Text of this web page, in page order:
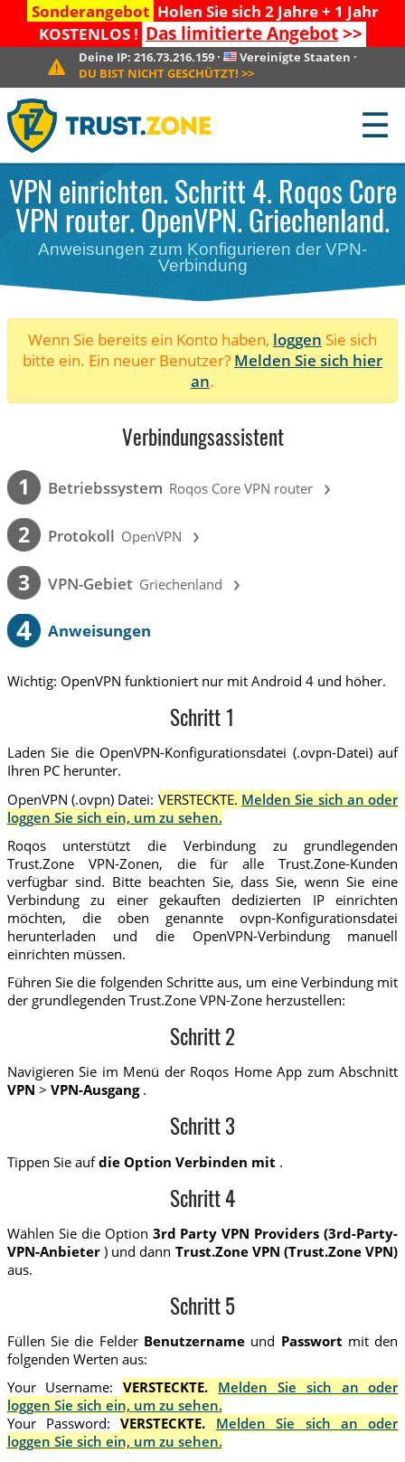
Sonderangebot Holen Sie sich 2 Jahre + 1 Jahr
KOSTENLOS ! Das limitierte Angebot>>
Deine IP: 216.73.216.159· Vereinigte Staaten ·
DU BIST NICHT GESCHÜTZT! >>
☰
VPN einrichten. Schritt 4. Roqos Core
VPN router. OpenVPN. Griechenland.
Anweisungen zum Konfigurieren der VPN-
Verbindung
Wenn Sie bereits ein Konto haben, loggen Sie sich
bitte ein. Ein neuer Benutzer? Melden Sie sich hier
an.
Verbindungsassistent
1 Betriebssystem Roqos Core VPN router ›
2 Protokoll OpenVPN ›
3 VPN-Gebiet Griechenland ›
4 Anweisungen
Wichtig: OpenVPN funktioniert nur mit Android 4 und höher.
Schritt 1
Laden Sie die OpenVPN-Konfigurationsdatei (.ovpn-Datei) auf
Ihren PC herunter.
OpenVPN (.ovpn) Datei: VERSTECKTE. Melden Sie sich an oder
loggen Sie sich ein, um zu sehen.
Roqos unterstützt die Verbindung zu grundlegenden
Trust.Zone VPN-Zonen, die für alle Trust.Zone-Kunden
verfügbar sind. Bitte beachten Sie, dass Sie, wenn Sie eine
Verbindung zu einer gekauften dedizierten IP einrichten
möchten, die oben genannte ovpn-Konfigurationsdatei
herunterladen und die OpenVPN-Verbindung manuell
einrichten müssen.
Führen Sie die folgenden Schritte aus, um eine Verbindung mit
der grundlegenden Trust.Zone VPN-Zone herzustellen:
Schritt 2
Navigieren Sie im Menü der Roqos Home App zum Abschnitt
VPN > VPN-Ausgang.
Schritt 3
Tippen Sie aufdie Option Verbinden mit .
Schritt 4
Wählen Sie die Option 3rd Party VPN Providers (3rd-Party-
VPN-Anbieter) und dann Trust.Zone VPN (Trust.Zone VPN)
aus.
Schritt 5
Füllen Sie die Felder Benutzername und Passwort mit den
folgenden Werten aus:
Your Username:VERSTECKTE. Melden Sie sich an oder
loggen Sie sich ein, um zu sehen.
Your Password:VERSTECKTE. Melden Sie sich an oder
loggen Sie sich ein, um zu sehen.